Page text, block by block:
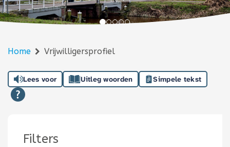
Home Vrijwilligersprofiel
Lees voor Uitleg woorden Simpele tekst
Filters